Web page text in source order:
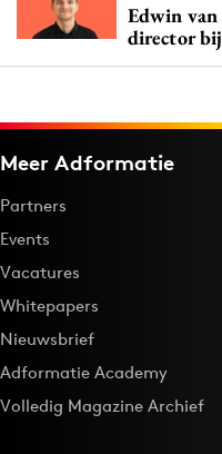
Edwin
director
Meer Adformatie
Partners
Events
Vacatures
Whitepapers
Nieuwsbrief
Adformatie Academy
Volledig Magazine Archief